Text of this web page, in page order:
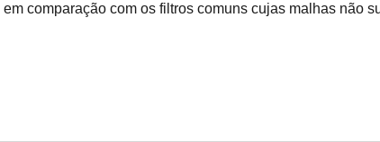
comparação com os filtros comuns cujas malhas não